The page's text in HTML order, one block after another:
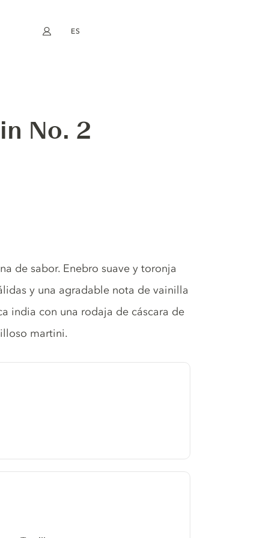
Mi cuenta
ES
No. 2
de sabor. Enebro suave y toronja
y una agradable nota de vainilla
india con una rodaja de cáscara de
martini.